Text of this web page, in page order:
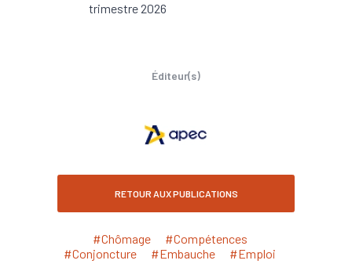
trimestre 2026
Éditeur(s)
RETOUR AUX PUBLICATIONS
#Chômage
#Compétences
#Conjoncture
#Embauche
#Emploi